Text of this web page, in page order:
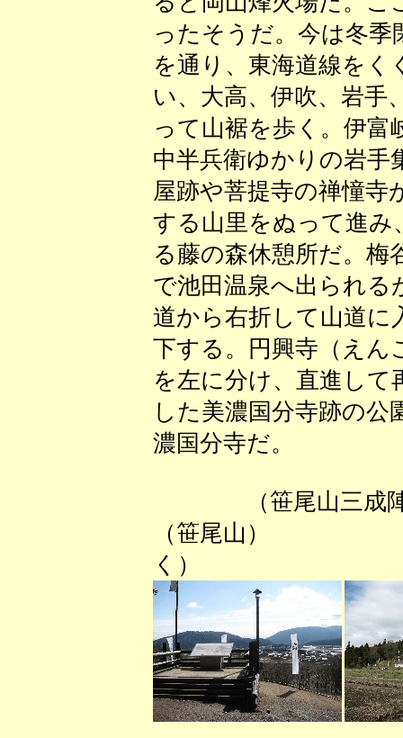
ったそうだ。今は冬季
を通り、東海道線をく
い、大高、伊吹、岩手
って山裾を歩く。伊富
中半兵衛ゆかりの岩手
屋跡や菩提寺の禅憧寺
する山里をぬって進み
る藤の森休憩所だ。梅
で池田温泉へ出られる
道から右折して山道に
下する。円興寺（えん
を左に分け、直進して
した美濃国分寺跡の
濃国分寺だ。
（笹尾
（笹尾山） （
く）